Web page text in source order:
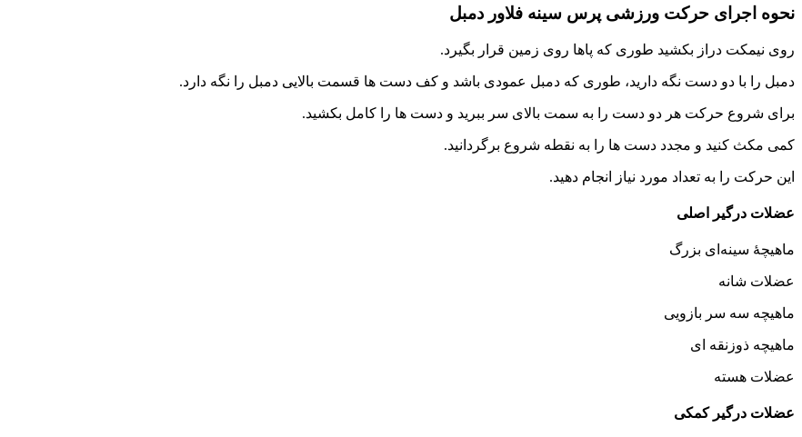
نحوه اجرای حرکت ورزشی پرس سینه فلاور دمبل
روی نیمکت دراز بکشید طوری که پاها روی زمین قرار بگیرد.
دمبل را با دو دست نگه دارید، طوری که دمبل عمودی باشد و کف دست ها قسمت بالایی دمبل را نگه دارد.
برای شروع حرکت هر دو دست را به سمت بالای سر ببرید و دست ها را کامل بکشید.
کمی مکث کنید و مجدد دست ها را به نقطه شروع برگردانید.
این حرکت را به تعداد مورد نیاز انجام دهید.
عضلات درگیر اصلی
ماهیچهٔ سینه‌ای بزرگ
عضلات شانه
ماهیچه سه سر بازویی
ماهیچه ذوزنقه ای
عضلات هسته
عضلات درگیر کمکی